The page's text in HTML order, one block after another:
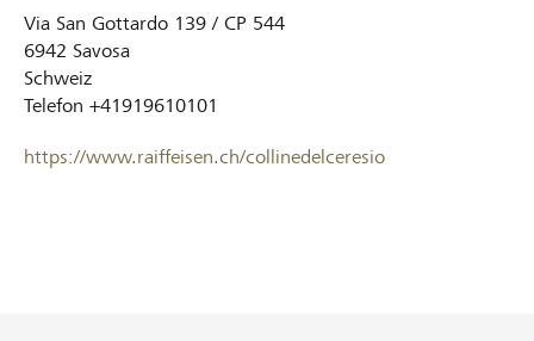
Via San Gottardo 139 / CP 544
6942 Savosa
Schweiz
Telefon +41919610101
https://www.raiffeisen.ch/collinedelceresio